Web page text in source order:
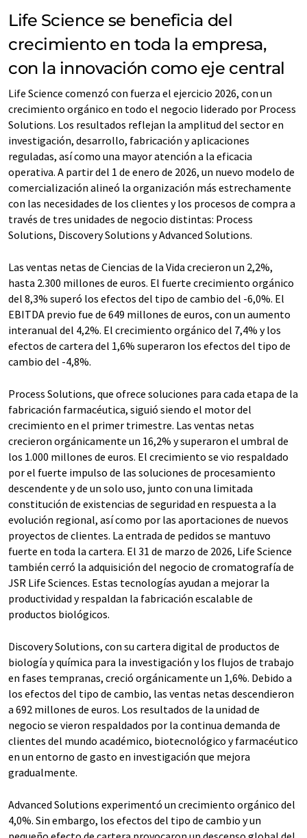
Life Science se beneficia del
crecimiento en toda la empresa,
con la innovación como eje central
Life Science comenzó con fuerza el ejercicio 2026, con un
crecimiento orgánico en todo el negocio liderado por Process
Solutions. Los resultados reflejan la amplitud del sector en
investigación, desarrollo, fabricación y aplicaciones
reguladas, así como una mayor atención a la eficacia
operativa. A partir del 1 de enero de 2026, un nuevo modelo de
comercialización alineó la organización más estrechamente
con las necesidades de los clientes y los procesos de compra a
través de tres unidades de negocio distintas: Process
Solutions, Discovery Solutions y Advanced Solutions.
Las ventas netas de Ciencias de la Vida crecieron un 2,2%,
hasta 2.300 millones de euros. El fuerte crecimiento orgánico
del 8,3% superó los efectos del tipo de cambio del -6,0%. El
EBITDA previo fue de 649 millones de euros, con un aumento
interanual del 4,2%. El crecimiento orgánico del 7,4% y los
efectos de cartera del 1,6% superaron los efectos del tipo de
cambio del -4,8%.
Process Solutions, que ofrece soluciones para cada etapa de la
fabricación farmacéutica, siguió siendo el motor del
crecimiento en el primer trimestre. Las ventas netas
crecieron orgánicamente un 16,2% y superaron el umbral de
los 1.000 millones de euros. El crecimiento se vio respaldado
por el fuerte impulso de las soluciones de procesamiento
descendente y de un solo uso, junto con una limitada
constitución de existencias de seguridad en respuesta a la
evolución regional, así como por las aportaciones de nuevos
proyectos de clientes. La entrada de pedidos se mantuvo
fuerte en toda la cartera. El 31 de marzo de 2026, Life Science
también cerró la adquisición del negocio de cromatografía de
JSR Life Sciences. Estas tecnologías ayudan a mejorar la
productividad y respaldan la fabricación escalable de
productos biológicos.
Discovery Solutions, con su cartera digital de productos de
biología y química para la investigación y los flujos de trabajo
en fases tempranas, creció orgánicamente un 1,6%. Debido a
los efectos del tipo de cambio, las ventas netas descendieron
a 692 millones de euros. Los resultados de la unidad de
negocio se vieron respaldados por la continua demanda de
clientes del mundo académico, biotecnológico y farmacéutico
en un entorno de gasto en investigación que mejora
gradualmente.
Advanced Solutions experimentó un crecimiento orgánico del
4,0%. Sin embargo, los efectos del tipo de cambio y un